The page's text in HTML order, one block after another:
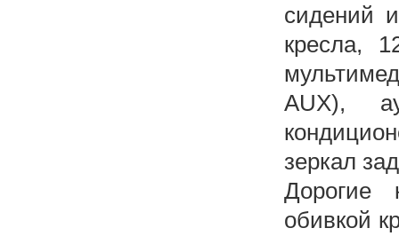
сидений
кресла,
AUX),
зеркал
Дорогие
обивкой